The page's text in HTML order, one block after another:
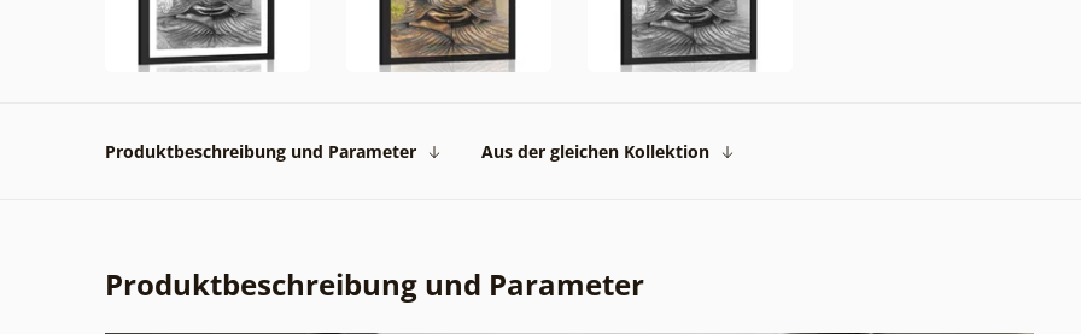
Produktbeschreibung und Parameter Aus der gleichen Kollektion
Produktbeschreibung und Parameter